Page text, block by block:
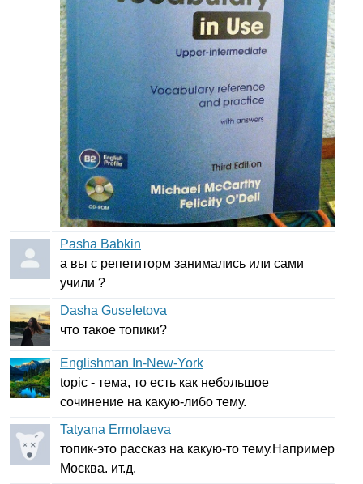
Pasha Babkin
а вы с репетиторм занимались или сами
учили ?
Dasha Guseletova
что такое топики?
Englishman In-New-York
topic - тема, то есть как небольшое
сочинение на какую-либо тему.
Tatyana Ermolaeva
топик-это рассказ на какую-то тему.Например
Москва. ит.д.